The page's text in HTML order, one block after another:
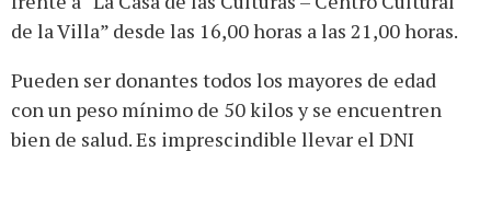
de la Villa” desde las 16,00 horas a las 21,00 horas.
Pueden ser donantes todos los mayores de edad
con un peso mínimo de 50 kilos y se encuentren
bien de salud. Es imprescindible llevar el DNI